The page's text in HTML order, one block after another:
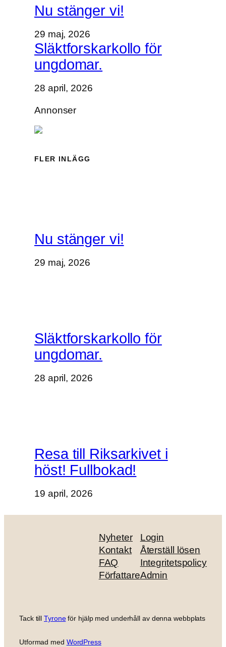
k
a
l
e
n
.
Nu stänger vi!
29 maj, 2026
Släktforskarkollo för
ungdomar.
28 april, 2026
Annonser
FLER INLÄGG
Nu stänger vi!
29 maj, 2026
Släktforskarkollo för
ungdomar.
28 april, 2026
Resa till Riksarkivet i
höst! Fullbokad!
19 april, 2026
Nyheter
Kontakt
FAQ
Författare
Login
Återställ lösen
Integritetspolicy
Admin
Tack tillTyroneför hjälp med underhåll av denna webbplats
Utformad med WordPress